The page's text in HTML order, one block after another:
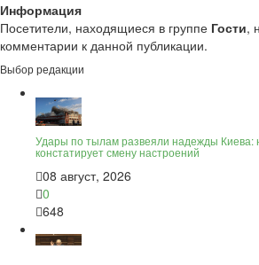
Информация
Посетители, находящиеся в группе Гости,
комментарии к данной публикации.
Выбор редакции
Удары по тылам развеяли надежды Киева:
констатирует смену настроений
08 август, 2026
0
648